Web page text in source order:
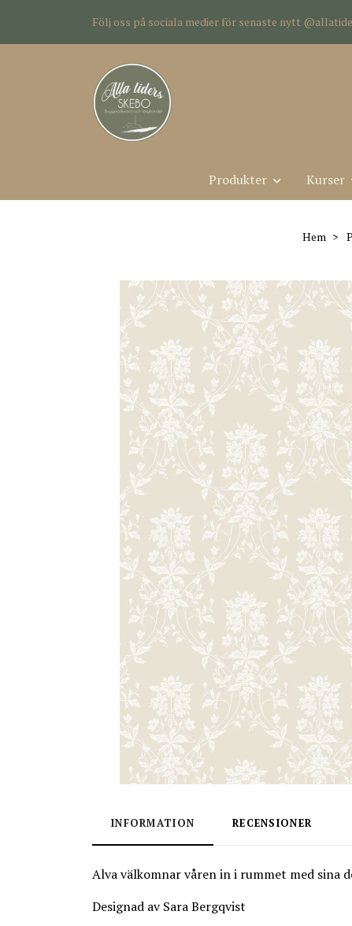
Följ oss på sociala medier för senaste nytt
Produkter Kurser
Hem
INFORMATION RECENSIONER
Alva välkomnar våren in i rummet med sina
Designad av Sara Bergqvist